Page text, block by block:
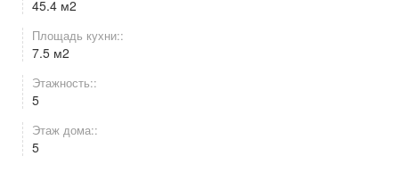
45.4 м2
Площадь кухни::
7.5 м2
Этажность::
5
Этаж дома::
5